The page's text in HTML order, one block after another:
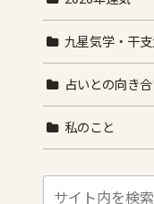
九星気学・干
占いとの向き
私のこと